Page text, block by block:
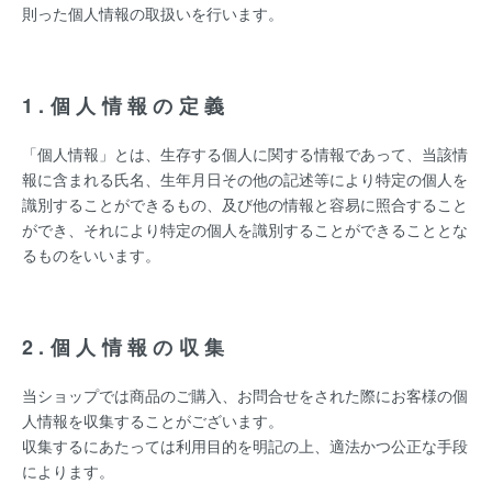
則った個人情報の取扱いを行います。
1.個人情報の定義
「個人情報」とは、生存する個人に関する情報であって、当該情
報に含まれる氏名、生年月日その他の記述等により特定の個人を
識別することができるもの、及び他の情報と容易に照合すること
ができ、それにより特定の個人を識別することができることとな
るものをいいます。
2.個人情報の収集
当ショップでは商品のご購入、お問合せをされた際にお客様の個
人情報を収集することがございます。
収集するにあたっては利用目的を明記の上、適法かつ公正な手段
によります。